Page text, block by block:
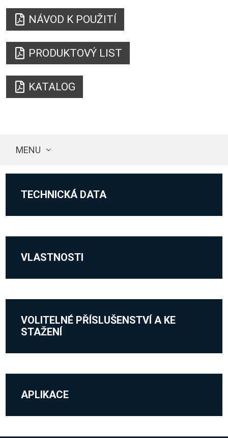
NÁVOD K POUŽITÍ
PRODUKTOVÝ LIST
KATALOG
MENU
TECHNICKÁ DATA
VLASTNOSTI
VOLITELNÉ PŘÍSLUŠENSTVÍ A KE
STAŽENÍ
APLIKACE